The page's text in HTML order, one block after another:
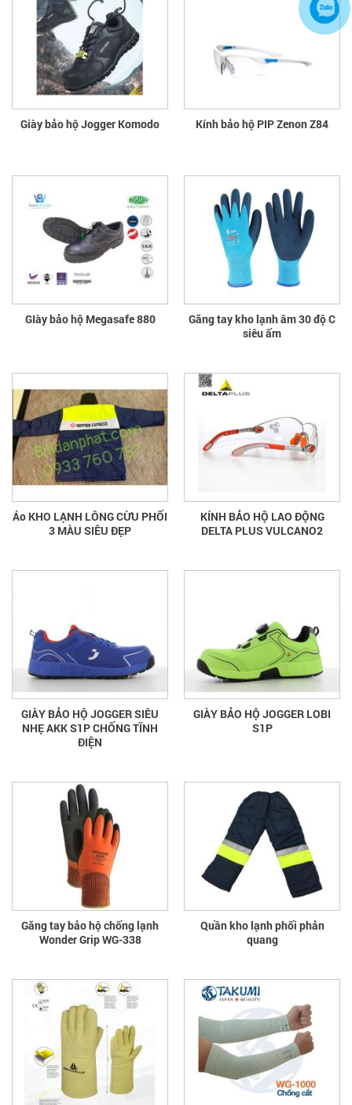
Giày bảo hộ Jogger Komodo Kính bảo hộ PIP Zenon Z84
GIày bảo hộ Megasafe 880
Găng tay kho lạnh âm 30 độ C
siêu ấm
Áo KHO LẠNH LÔNG CỪU PHỐI
3 MÀU SIÊU ĐẸP
KÍNH BẢO HỘ LAO ĐỘNG
DELTA PLUS VULCANO2
GIÀY BẢO HỘ JOGGER SIÊU
NHẸ AKK S1P CHỐNG TĨNH
ĐIỆN
GIÀY BẢO HỘ JOGGER LOBI
S1P
Găng tay bảo hộ chống lạnh
Wonder Grip WG-338
Quần kho lạnh phối phản
quang